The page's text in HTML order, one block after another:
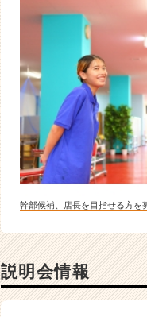
幹部候補、店長を目指せる方を
説明会情報